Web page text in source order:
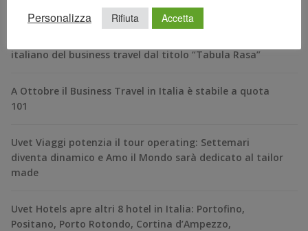
italiano del business travel dal titolo “Tabula Rasa”
A Ottobre il Business Travel in Italia è stabile a quota
101
Uvet Viaggi potenzia il tour operating: Settemari
diventa dinamico e Amo il Mondo sarà dedicato al tailor
made
Uvet Hotels apre altri 8 hotel in Italia: Portofino,
Positano, Porto Rotondo, Cortina d’Ampezzo,
Personalizza Rifiuta Accetta